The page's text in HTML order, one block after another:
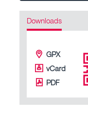
Downloads
GPX
vCard
PDF